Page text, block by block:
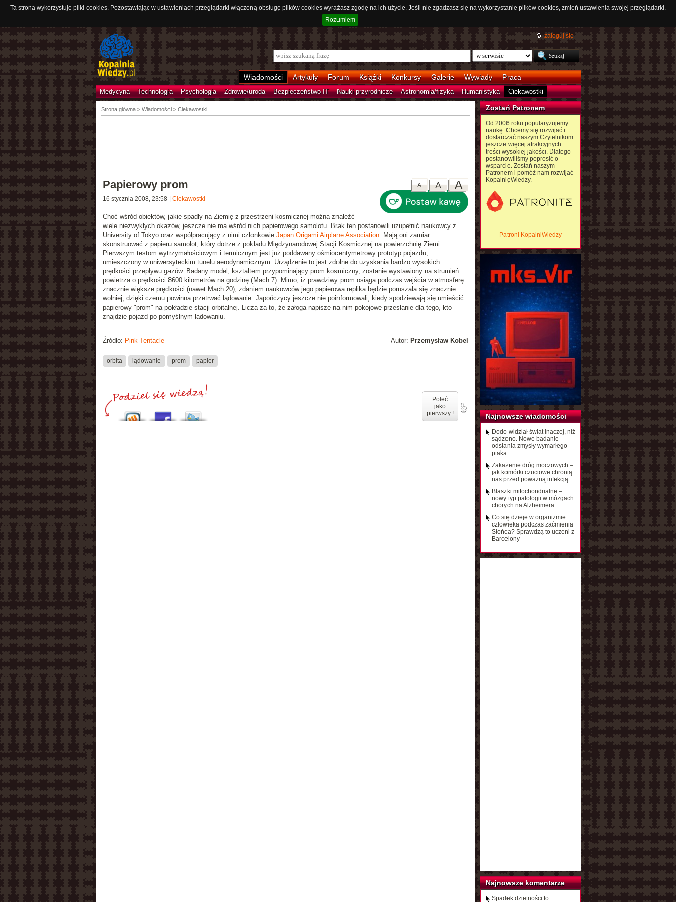
Ta strona wykorzystuje pliki cookies. Pozostawiając w ustawieniach przeglądarki włączoną obsługę plików cookies wyrażasz zgodę na ich użycie. Jeśli nie zgadzasz się na wykorzystanie plików cookies, zmień ustawienia swojej przeglądarki.
Rozumiem
zaloguj się
Wiadomości Artykuły Forum Książki Konkursy Galerie Wywiady Praca
Medycyna Technologia Psychologia Zdrowie/uroda Bezpieczeństwo IT Nauki przyrodnicze Astronomia/fizyka Humanistyka Ciekawostki
Strona główna> Wiadomości > Ciekawostki
A
A
A
Papierowy prom
16 stycznia 2008, 23:58| Ciekawostki
Choć wśród obiektów, jakie spadły na Ziemię z przestrzeni kosmicznej można znaleźć
wiele niezwykłych okazów, jeszcze nie ma wśród nich papierowego samolotu. Brak ten postanowili uzupełnić naukowcy z
University of Tokyo oraz współpracujący z nimi członkowie Japan Origami Airplane Association. Mają oni zamiar
skonstruować z papieru samolot, który dotrzez pokładu Międzynarodowej Stacji Kosmicznej na powierzchnię Ziemi.
Pierwszym testom wytrzymałościowym i termicznym jest już poddawany ośmiocentymetrowy prototyp pojazdu,
umieszczony w uniwersyteckim tunelu aerodynamicznym. Urządzenie to jest zdolne do uzyskania bardzo wysokich
prędkości przepływu gazów. Badany model, kształtem przypominający prom kosmiczny, zostanie wystawiony na strumień
powietrza o prędkości 8600 kilometrów na godzinę(Mach 7). Mimo, iż prawdziwy prom osiąga podczas wejścia w atmosferę
znacznie większe prędkości (nawet Mach 20), zdaniem naukowców jego papierowa replika będzie poruszała się znacznie
wolniej, dzięki czemu powinna przetrwać lądowanie. Japończycy jeszcze nie poinformowali, kiedy spodziewają się umieścić
papierowy "prom" na pokładzie stacji orbitalnej. Liczą za to, że załoga napisze na nim pokojowe przesłanie dla tego, kto
znajdzie pojazd po pomyślnym lądowaniu.
Autor: Przemysław Kobel
Źródło: Pink Tentacle
orbita lądowanie prom papier
Poleć
jako
pierwszy !
Zostań Patronem
Od 2006 roku popularyzujemy
naukę. Chcemy się rozwijać i
dostarczać naszym Czytelnikom
jeszcze więcej atrakcyjnych
treści wysokiej jakości. Dlatego
postanowiliśmy poprosić o
wsparcie. Zostań naszym
Patronem i pomóż nam rozwijać
KopalnięWiedzy.
Patroni KopalniWiedzy
Najnowsze wiadomości
Dodo widział świat inaczej, niż
sądzono. Nowe badanie
odsłania zmysły wymarłego
ptaka
Zakażenie dróg moczowych –
jak komórki czuciowe chronią
nas przed poważną infekcją
Blaszki mitochondrialne –
nowy typ patologii w mózgach
chorych na Alzheimera
Co się dzieje w organizmie
człowieka podczas zaćmienia
Słońca? Sprawdzą to uczeni z
Barcelony
Najnowsze komentarze
Spadek dzietności to